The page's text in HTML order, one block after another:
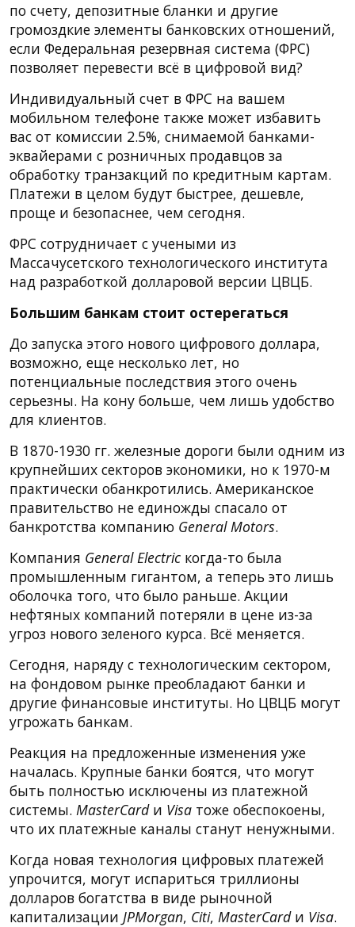
по счету, депозитные бланки и другие
громоздкие элементы банковских отношений,
если Федеральная резервная система (ФРС)
позволяет перевести всё в цифровой вид?
Индивидуальный счет в ФРС на вашем
мобильном телефоне также может избавить
вас от комиссии 2.5%, снимаемой банками-
эквайерами с розничных продавцов за
обработку транзакций по кредитным картам.
Платежи в целом будут быстрее, дешевле,
проще и безопаснее, чем сегодня.
ФРС сотрудничает с учеными из
Массачусетского технологического института
над разработкой долларовой версии ЦВЦБ.
Большим банкам стоит остерегаться
До запуска этого нового цифрового доллара,
возможно, еще несколько лет, но
потенциальные последствия этого очень
серьезны. На кону больше, чем лишь удобство
для клиентов.
В 1870-1930 гг. железные дороги были одним из
крупнейших секторов экономики, но к 1970-м
практически обанкротились. Американское
правительство не единожды спасало от
банкротства компанию General Motors.
Компания General Electric когда-то была
промышленным гигантом, а теперь это лишь
оболочка того, что было раньше. Акции
нефтяных компаний потеряли в цене из-за
угроз нового зеленого курса. Всё меняется.
Сегодня, наряду с технологическим сектором,
на фондовом рынке преобладают банки и
другие финансовые институты. Но ЦВЦБ могут
угрожать банкам.
Реакция на предложенные изменения уже
началась. Крупные банки боятся, что могут
быть полностью исключены из платежной
системы. MasterCardи Visa тоже обеспокоены,
что их платежные каналы станут ненужными.
Когда новая технология цифровых платежей
упрочится, могут испариться триллионы
долларов богатства в виде рыночной
капитализации JPMorgan, Citi, MasterCardи Visa.